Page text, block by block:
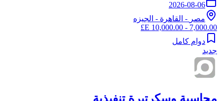
2026-08-06
مصر - القاهرة - الجيزه
7,000.00 - 10,000.00 E£
دوام كامل
جديد